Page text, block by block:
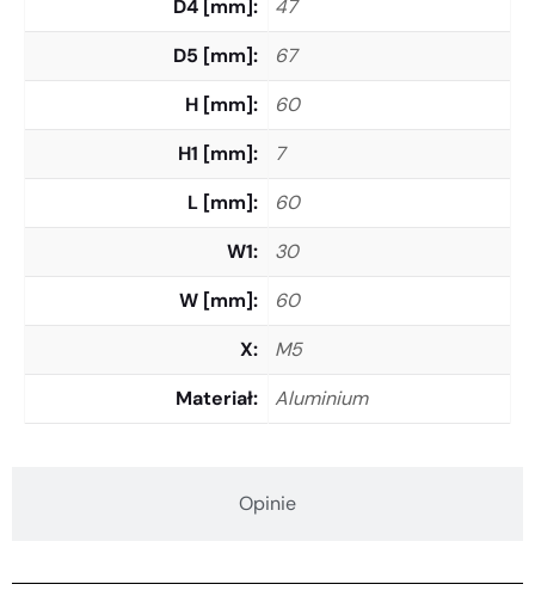
Opinie
D4 [mm]
47
D5 [mm]
67
H [mm]
60
H1 [mm]
7
L [mm]
60
W1
30
W [mm]
60
X
M5
Materiał
Aluminium